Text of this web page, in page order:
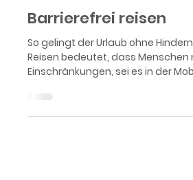
Barrierefrei reisen
So gelingt der Urlaub ohne
Reisen bedeutet, dass
Einschränkungen, sei es in der